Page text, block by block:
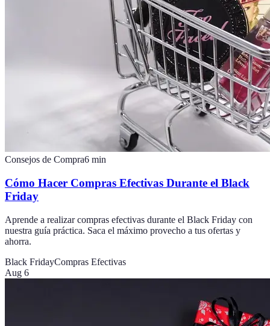
Consejos de Compra6 min
Cómo Hacer Compras Efectivas Durante el Black
Friday
Aprende a realizar compras efectivas durante el Black Friday con
nuestra guía práctica. Saca el máximo provecho a tus ofertas y
ahorra.
Black FridayCompras Efectivas
Aug 6